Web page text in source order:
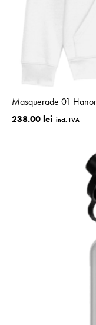
Masquerade 01
238.00 lei